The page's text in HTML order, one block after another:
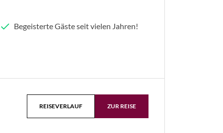
Begeisterte Gäste seit vielen Jahren!
REISEVERLAUF ZUR REISE